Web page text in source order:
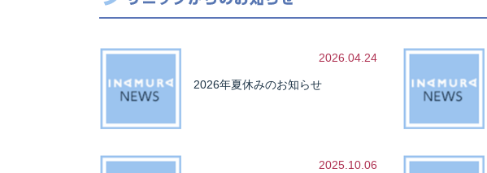
2026.04.24
2026年夏休みのお知らせ
2025.10.06